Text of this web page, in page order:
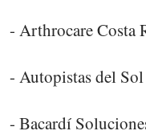
- Arthrocare Costa
- Autopistas del
- Bacardí